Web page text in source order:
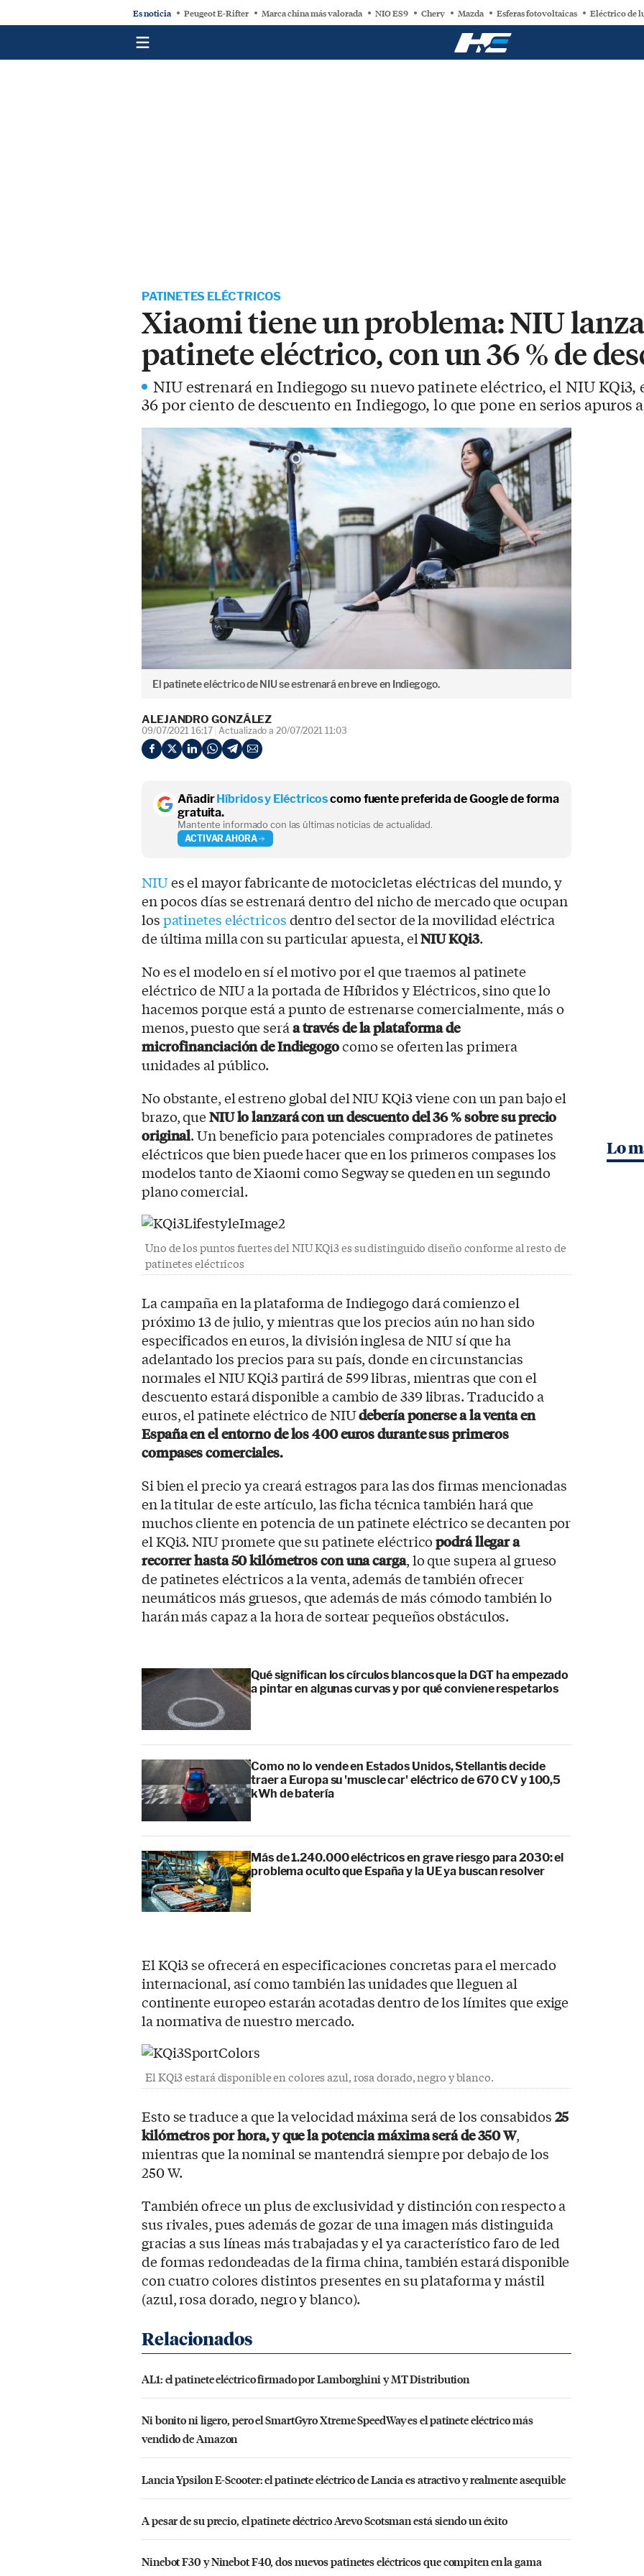
Es noticia Peugeot E-Rifter Marca china más valorada NIO ES9 Chery Mazda Esferas fotovoltaicas Eléctrico de
PATINETES ELÉCTRICOS
Xiaomi tiene un problema: NIU lanza
patinete eléctrico, con un 36 % de
NIU estrenará en Indiegogo su nuevo patinete eléctrico, el NIU
36 por ciento de descuento en Indiegogo, lo que pone en serios apuros
El patinete eléctrico de NIU se estrenará en breve en Indiegogo.
ALEJANDRO GONZÁLEZ
09/07/2021 16:17 Actualizado a 20/07/2021 11:03
AñadirHíbridos y Eléctricoscomo fuente preferida de Google de forma
gratuita.
Mantente informado con las últimas noticias de actualidad.
ACTIVAR AHORA
NIUes el mayor fabricante de motocicletas eléctricas del mundo, y
en pocos días se estrenará dentro del nicho de mercado que ocupan
lospatinetes eléctricosdentro del sector de la movilidad eléctrica
de última milla con su particular apuesta, elNIU KQi3.
No es el modelo en sí el motivo por el que traemos al patinete
eléctrico de NIU a la portada de Híbridos y Eléctricos, sino que lo
hacemos porque está a punto de estrenarse comercialmente, más o
menos, puesto que seráa través de la plataforma de
microfinanciación de Indiegogocomo se oferten las primera
unidades al público.
No obstante, el estreno global del NIU KQi3 viene con un pan bajo el
brazo, queNIU lo lanzará con un descuento del 36 % sobre su precio
original. Un beneficio para potenciales compradores de patinetes
eléctricos que bien puede hacer que en los primeros compases los
modelos tanto de Xiaomi como Segway se queden en un segundo
plano comercial.
Uno de los puntos fuertes del NIU KQi3 es su distinguido diseño conforme al resto de
patinetes eléctricos
La campaña en la plataforma de Indiegogo dará comienzo el
próximo 13 de julio, y mientras que los precios aún no han sido
especificados en euros, la división inglesa de NIU sí que ha
adelantado los precios para su país, donde en circunstancias
normales el NIU KQi3 partirá de 599 libras, mientras que con el
descuento estará disponible a cambio de 339 libras. Traducido a
euros, el patinete eléctrico de NIUdebería ponerse a la venta en
España en el entorno de los 400 euros durante sus primeros
compases comerciales.
Si bien el precio ya creará estragos para las dos firmas mencionadas
en la titular de este artículo, las ficha técnica también hará que
muchos cliente en potencia de un patinete eléctrico se decanten por
el KQi3. NIU promete que su patinete eléctricopodrá llegar a
recorrer hasta 50 kilómetros con una carga, lo que supera al grueso
de patinetes eléctricos a la venta, además de también ofrecer
neumáticos más gruesos, que además de más cómodo también lo
harán más capaz a la hora de sortear pequeños obstáculos.
Qué significan los círculos blancos que la DGT ha empezado
a pintar en algunas curvas y por qué conviene respetarlos
Como no lo vende en Estados Unidos, Stellantis decide
traer a Europa su 'muscle car' eléctrico de 670 CV y 100,5
kWh de batería
Más de 1.240.000 eléctricos en grave riesgo para 2030: el
problema oculto que España y la UE ya buscan resolver
El KQi3 se ofrecerá en especificaciones concretas para el mercado
internacional, así como también las unidades que lleguen al
continente europeo estarán acotadas dentro de los límites que exige
la normativa de nuestro mercado.
El KQi3 estará disponible en colores azul, rosa dorado, negro y blanco.
Esto se traduce a que la velocidad máxima será de los consabidos25
kilómetros por hora, y que la potencia máxima será de 350 W,
mientras que la nominal se mantendrá siempre por debajo de los
250 W.
También ofrece un plus de exclusividad y distinción con respecto a
sus rivales, pues además de gozar de una imagen más distinguida
gracias a sus líneas más trabajadas y el ya característico faro de led
de formas redondeadas de la firma china, también estará disponible
con cuatro colores distintos presentes en su plataforma y mástil
(azul, rosa dorado, negro y blanco).
AL1: el patinete eléctrico firmado por Lamborghini y MT Distribution
Ni bonito ni ligero, pero el SmartGyro Xtreme SpeedWay es el patinete eléctrico más
vendido de Amazon
Lancia Ypsilon E-Scooter: el patinete eléctrico de Lancia es atractivo y realmente asequible
A pesar de su precio, el patinete eléctrico Arevo Scotsman está siendo un éxito
Ninebot F30 y Ninebot F40, dos nuevos patinetes eléctricos que compiten en la gama
Lo